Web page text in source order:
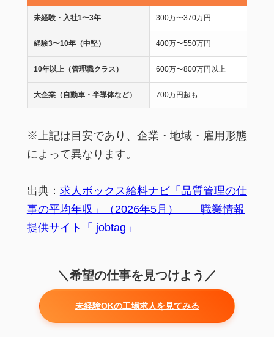
未経験・入社1〜3年 300万〜370万円
経験3〜10年（中堅） 400万〜550万円
10年以上（管理職クラス） 600万〜800万円以上
大企業（自動車・半導体など） 700万円超も
※上記は目安であり、企業・地域・雇用形態
によって異なります。
出典： 求人ボックス給料ナビ「品質管理の仕
事の平均年収」（2026年5月） 職業情報
提供サイト「 jobtag」
＼希望の仕事を見つけよう／
未経験OKの工場求人を見てみる